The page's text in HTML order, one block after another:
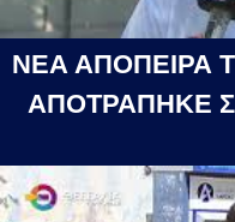
ΝΕΑ ΑΠΟΠΕΙΡΑ
ΑΠΟΤΡΑΠΗΚΕ